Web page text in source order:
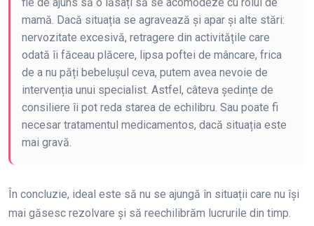
mamă. Dacă situația se agravează și apar și alte stări:
nervozitate excesivă, retragere din activitățile care
odată îi făceau plăcere, lipsa poftei de mâncare, frica
de a nu păți bebelușul ceva, putem avea nevoie de
intervenția unui specialist. Astfel, câteva ședințe de
consiliere îi pot reda starea de echilibru. Sau poate fi
necesar tratamentul medicamentos, dacă situația este
mai gravă.
În concluzie, ideal este să nu se ajungă în situații care nu își
mai găsesc rezolvare și să reechilibrăm lucrurile din timp.